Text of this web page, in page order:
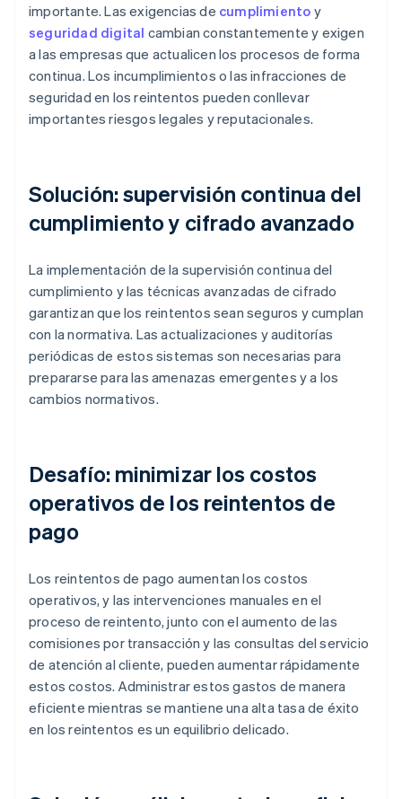
importante. Las exigencias de cumplimiento y
seguridad digital cambian constantemente y exigen
a las empresas que actualicen los procesos de forma
continua. Los incumplimientos o las infracciones de
seguridad en los reintentos pueden conllevar
importantes riesgos legales y reputacionales.
Solución: supervisión continua del
cumplimiento y cifrado avanzado
La implementación de la supervisión continua del
cumplimiento y las técnicas avanzadas de cifrado
garantizan que los reintentos sean seguros y cumplan
con la normativa. Las actualizaciones y auditorías
periódicas de estos sistemas son necesarias para
prepararse para las amenazas emergentes y a los
cambios normativos.
Desafío: minimizar los costos
operativos de los reintentos de
pago
Los reintentos de pago aumentan los costos
operativos, y las intervenciones manuales en el
proceso de reintento, junto con el aumento de las
comisiones por transacción y las consultas del servicio
de atención al cliente, pueden aumentar rápidamente
estos costos. Administrar estos gastos de manera
eficiente mientras se mantiene una alta tasa de éxito
en los reintentos es un equilibrio delicado.